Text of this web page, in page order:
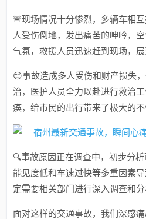
🚨现场情况十分惨烈，多辆车相
人受伤倒地，发出痛苦的呻吟，
气氛，救援人员迅速赶到现场，
😔事故造成多人受伤和财产损失
治，医护人员全力以赴进行救治
痪，给市民的出行带来了极大的
🔍事故原因正在调查中，初步分析
能见度低和车速过快等多重因素
定需要相关部门进行深入调查和
面对这样的交通事故，我们深感